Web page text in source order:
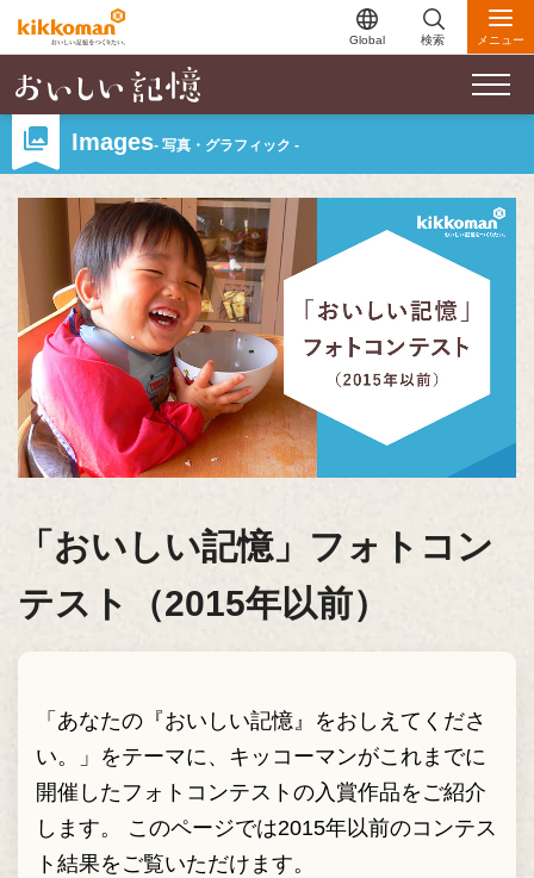
Global 検索 メニュー
Images- 写真・グラフィック -
「おいしい記憶」フォトコン
テスト（2015年以前）
「あなたの『おいしい記憶』をおしえてくださ
い。」をテーマに、キッコーマンがこれまでに
開催したフォトコンテストの入賞作品をご紹介
します。 このページでは2015年以前のコンテス
ト結果をご覧いただけます。